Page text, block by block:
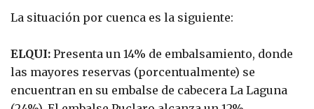
La situación por cuenca es la siguiente:
ELQUI: Presenta un 14% de embalsamiento, donde
las mayores reservas (porcentualmente) se
encuentran en su embalse de cabecera La Laguna